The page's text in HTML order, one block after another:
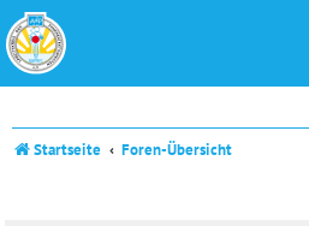
Startseite Foren-Übersicht